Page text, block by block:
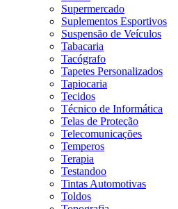
Supermercado
Suplementos Esportivos
Suspensão de Veículos
Tabacaria
Tacógrafo
Tapetes Personalizados
Tapiocaria
Tecidos
Técnico de Informática
Telas de Proteção
Telecomunicações
Temperos
Terapia
Testandoo
Tintas Automotivas
Toldos